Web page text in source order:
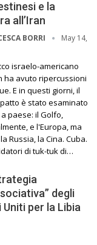
e la
all’Iran
BORRI
May 14,
israelo-americano
ha avuto ripercussioni
E in questi giorni, il
è stato esaminato
paese: il Golfo,
e l'Europa, ma
Russia, la Cina. Cuba.
di tuk-tuk di…
degli
Uniti per la Libia